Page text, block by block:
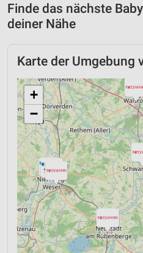
Finde das nächste
deiner Nähe
Karte der Umgebung
+
−